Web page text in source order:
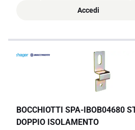
Accedi
BOCCHIOTTI SPA-IBOB04680
DOPPIO ISOLAMENTO